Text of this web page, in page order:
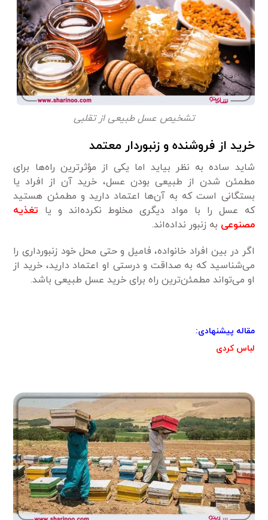
تشخیص عسل طبیعی از تقلبی
خرید از فروشنده و زنبوردار معتمد
شاید ساده به نظر بیاید اما یکی از مؤثرترین راه‌ها برای
مطمئن شدن از طبیعی بودن عسل، خرید آن از افراد یا
بستگانی است که به آن‌ها اعتماد دارید و مطمئن هستید
که عسل را با مواد دیگری مخلوط نکرده‌اند و یا تغذیه
مصنوعی به زنبور نداده‌اند.
اگر در بین افراد خانواده،‌ فامیل و حتی محل خود زنبورداری را
می‌شناسید که به صداقت و درستی او اعتماد دارید، خرید از
او می‌تواند مطمئن‌ترین راه برای خرید عسل طبیعی باشد.
مقاله پیشنهادی:
لباس کردی